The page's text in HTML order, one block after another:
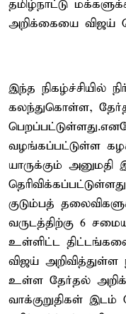
தமிழ்நாட்டு
அறிக்கையை விஜய்
இந்த நிகழ்ச்சியில்
கலந்துகொள்ள,
வழங்கப்பட்டுள்ள கழக
யாருக்கும்
குடும்பத்
வருடத்திற்கு 6
உள்ளிட்ட
விஜய் அறிவித்துள்ள
உள்ள தேர்தல்
வாக்குறுதிகள் இடம்